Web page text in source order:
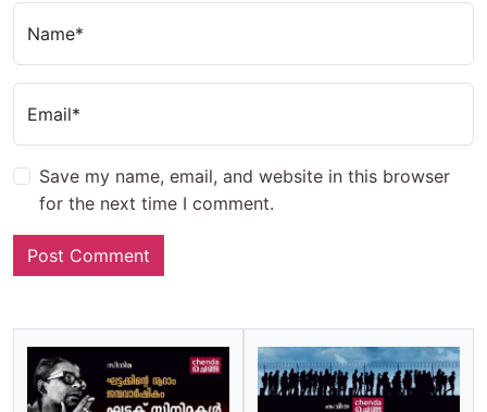
Name*
Email*
Save my name, email, and website in this browser
for the next time I comment.